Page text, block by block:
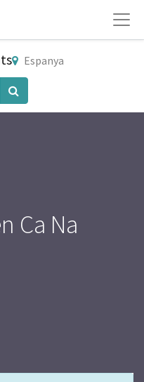
Espanya
Ca Na